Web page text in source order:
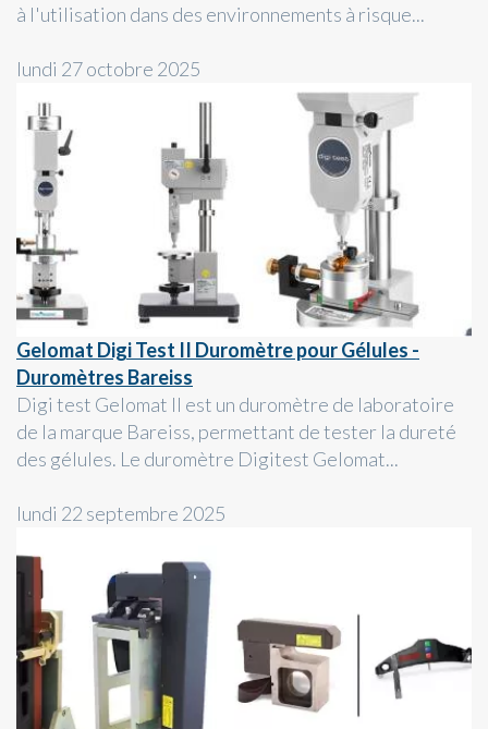
à l'utilisation dans des environnements à risque...
lundi 27 octobre 2025
Gelomat Digi Test II Duromètre pour Gélules -
Duromètres Bareiss
Digi test Gelomat II est un duromètre de laboratoire
de la marque Bareiss, permettant de tester la dureté
des gélules. Le duromètre Digitest Gelomat...
lundi 22 septembre 2025